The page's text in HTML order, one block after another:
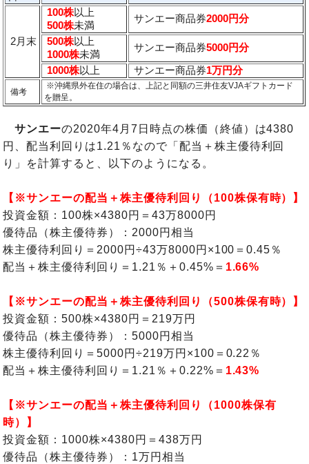
2月末
100株以上
500株未満
サンエー商品券2000円分
500株以上
1000株未満
サンエー商品券5000円分
1000株以上 サンエー商品券1万円分
備考
※沖縄県外在住の場合は、上記と同額の三井住友VJAギフトカード
を贈呈。
サンエーの2020年4月7日時点の株価（終値）は4380
円、配当利回りは1.21％なので「配当＋株主優待利回
り」を計算すると、以下のようになる。
【※サンエーの配当＋株主優待利回り（100株保有時）】
投資金額：100株×4380円＝43万8000円
優待品（株主優待券）：2000円相当
株主優待利回り＝2000円÷43万8000円×100＝0.45％
配当＋株主優待利回り＝1.21％＋0.45%＝ 1.66%
【※サンエーの配当＋株主優待利回り（500株保有時）】
投資金額：500株×4380円＝219万円
優待品（株主優待券）：5000円相当
株主優待利回り＝5000円÷219万円×100＝0.22％
配当＋株主優待利回り＝1.21％＋0.22%＝ 1.43%
【※サンエーの配当＋株主優待利回り（1000株保有
時）】
投資金額：1000株×4380円＝438万円
優待品（株主優待券）：1万円相当